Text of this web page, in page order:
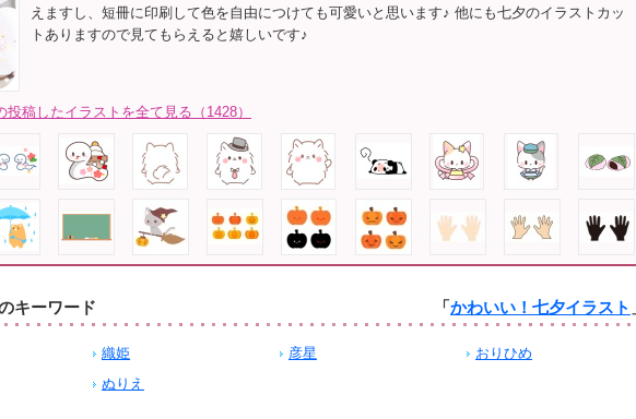
えますし、短冊に印刷して色を自由につけても可愛いと思います♪ 他にも七夕のイラストカッ
トありますので見てもらえると嬉しいです♪
投稿したイラストを全て見る（1428）
キーワード 「かわいい！七夕イラスト
織姫 彦星
おりひめ
ぬりえ